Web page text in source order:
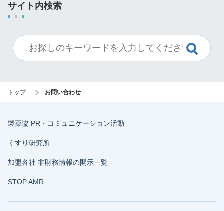
サイト内検索
トップ お問い合わせ
製薬協 PR・コミュニケーション活動
くすり研究所
加盟各社 非財務情報の開示一覧
STOP AMR